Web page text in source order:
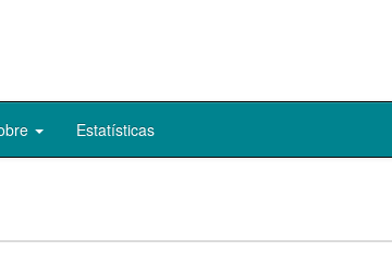
Estatísticas